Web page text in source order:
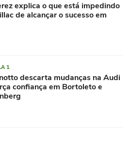
explica o que está impedindo
de alcançar o sucesso em
1
descarta mudanças na Audi
confiança em Bortoleto e